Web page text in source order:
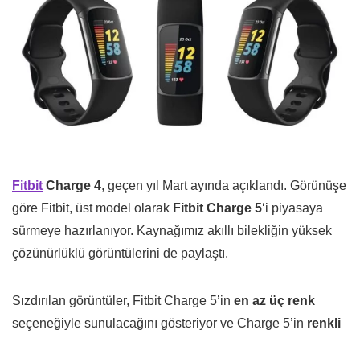
Fitbit Charge 4, geçen yıl Mart ayında açıklandı. Görünüşe
göre Fitbit, üst model olarak Fitbit Charge 5‘i piyasaya
sürmeye hazırlanıyor. Kaynağımız akıllı bilekliğin yüksek
çözünürlüklü görüntülerini de paylaştı.
Sızdırılan görüntüler, Fitbit Charge 5’in en az üç renk
seçeneğiyle sunulacağını gösteriyor ve Charge 5’in renkli